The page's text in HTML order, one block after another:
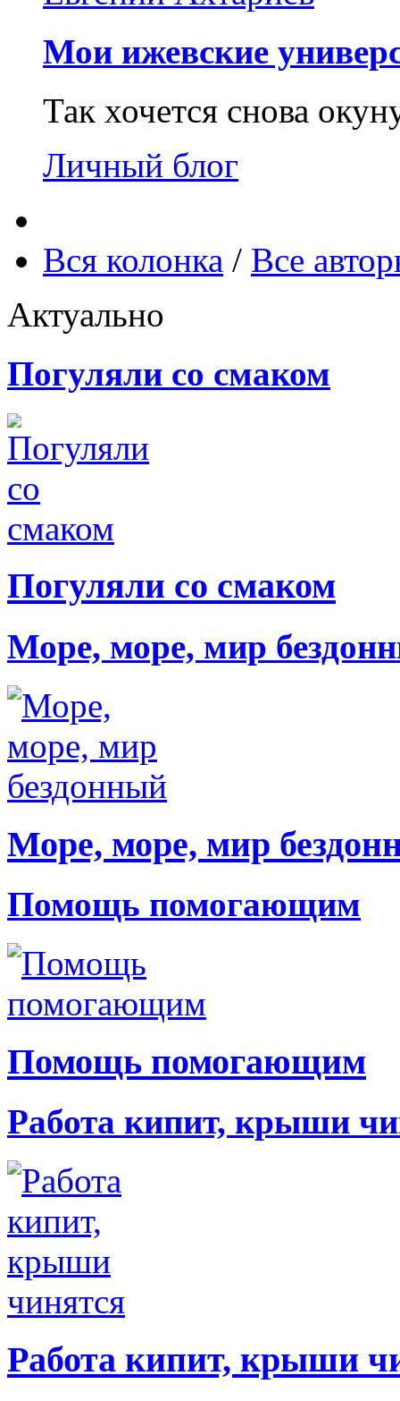
Мои ижевские
Так хочется снова
Личный блог
Вся колонка / Все
Актуально
Погуляли со смаком
Погуляли со смаком
Море, море, мир
Море, море, мир
Помощь помогающим
Помощь помогающим
Работа кипит, крыши
Работа кипит, крыши